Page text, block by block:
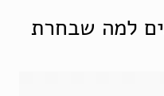
החן לזירקונים
למה שבחרת